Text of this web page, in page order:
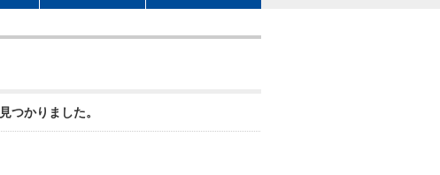
つかりました。